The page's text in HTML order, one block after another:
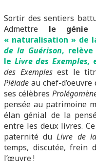
Sortir des sentiers
Admettre le
« naturalisation » de
de la Guérison,
le Livre des Exemples,
des Exemplesest le
Pléiade au chef-
ses célèbres
pensée au patrimoine
élan génial de la
entre les deux livres.
paternité duLivre de
temps, discutée, frein
l’œuvre !